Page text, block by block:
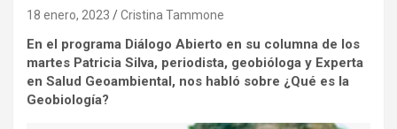
18 enero, 2023 Cristina Tammone
En el programa Diálogo Abierto en su columna de los
martes Patricia Silva, periodista, geobióloga y Experta
en Salud Geoambiental, nos habló sobre ¿Qué es la
Geobiología?